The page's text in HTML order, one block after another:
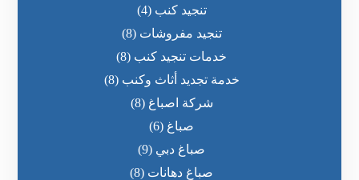
تنجيد كنب (4)
تنجيد مفروشات (8)
خدمات تنجيد كنب (8)
خدمة تجديد أثاث وكنب (8)
شركة اصباغ (8)
صباغ (6)
صباغ دبي (9)
صباغ دهانات (8)